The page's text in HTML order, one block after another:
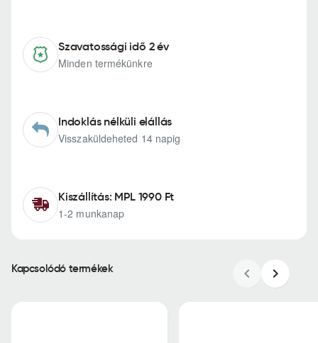
Szavatossági idő 2 év
Minden termékünkre
Indoklás nélküli elállás
Visszaküldeheted 14 napig
Kiszállítás: MPL 1990 Ft
1-2 munkanap
Kapcsolódó termékek